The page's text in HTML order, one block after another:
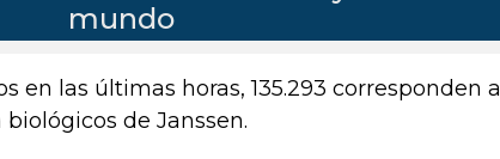
en las últimas horas, 135.293 corresponden a
biológicos de Janssen.